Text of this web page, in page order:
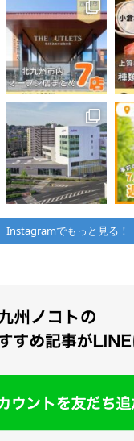
Instagramでもっと見る！